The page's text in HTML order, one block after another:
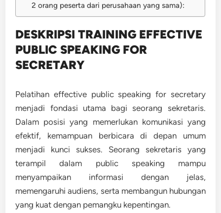
2 orang peserta dari perusahaan yang sama):
DESKRIPSI TRAINING EFFECTIVE
PUBLIC SPEAKING FOR
SECRETARY
Pelatihan effective public speaking for secretary
menjadi fondasi utama bagi seorang sekretaris.
Dalam posisi yang memerlukan komunikasi yang
efektif, kemampuan berbicara di depan umum
menjadi kunci sukses. Seorang sekretaris yang
terampil dalam public speaking mampu
menyampaikan informasi dengan jelas,
memengaruhi audiens, serta membangun hubungan
yang kuat dengan pemangku kepentingan.